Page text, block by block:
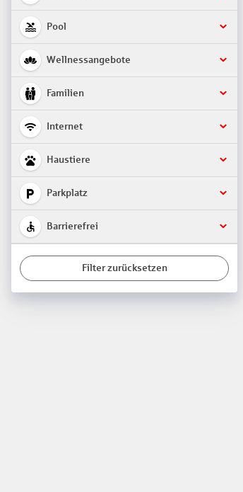
Pool
Wellnessangebote
Familien
Internet
Haustiere
Parkplatz
Barrierefrei
Filter zurücksetzen